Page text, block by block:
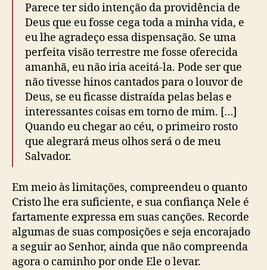
Parece ter sido intenção da providência de
Deus que eu fosse cega toda a minha vida, e
eu lhe agradeço essa dispensação. Se uma
perfeita visão terrestre me fosse oferecida
amanhã, eu não iria aceitá-la. Pode ser que
não tivesse hinos cantados para o louvor de
Deus, se eu ficasse distraída pelas belas e
interessantes coisas em torno de mim. […]
Quando eu chegar ao céu, o primeiro rosto
que alegrará meus olhos será o de meu
Salvador.
Em meio às limitações, compreendeu o quanto
Cristo lhe era suficiente, e sua confiança Nele é
fartamente expressa em suas canções. Recorde
algumas de suas composições e seja encorajado
a seguir ao Senhor, ainda que não compreenda
agora o caminho por onde Ele o levar.